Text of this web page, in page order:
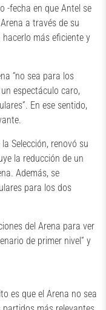
-fecha en que Antel se
a través de su
hacerlo más eficiente y
“no sea para los
espectáculo caro,
En ese sentido,
Selección, renovó su
la reducción de un
Además, se
para los dos
del Arena para ver
de primer nivel” y
es que el Arena no sea